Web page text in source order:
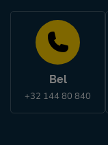
Bel
+32 144 80 840